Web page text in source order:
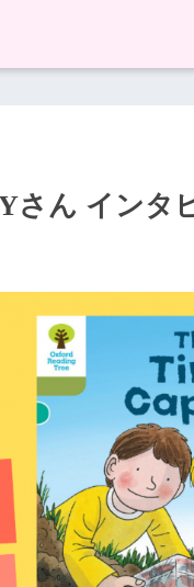
さん インタ